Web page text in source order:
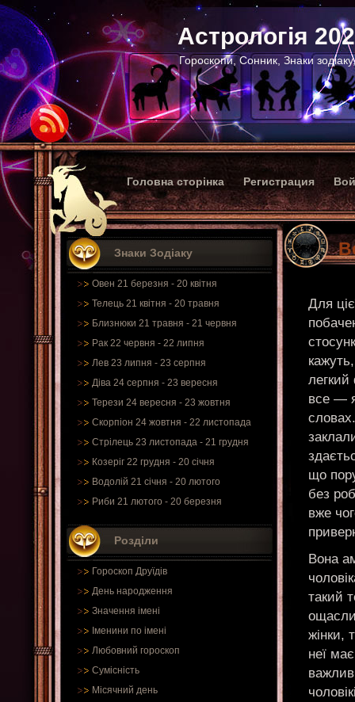
Астрологія
Гороскопи, Сонник, Знаки
Головна сторінка Регистрация
Знаки Зодіаку
Овен 21 березня - 20 квітня
Телець 21 квітня - 20 травня
Близнюки 21 травня - 21 червня
Рак 22 червня - 22 липня
Лев 23 липня - 23 серпня
Діва 24 серпня - 23 вересня
Терези 24 вересня - 23 жовтня
Скорпіон 24 жовтня - 22 листопада
Стрілець 23 листопада - 21 грудня
Козеріг 22 грудня - 20 січня
Водолій 21 січня - 20 лютого
Риби 21 лютого - 20 березня
Розділи
Гороскоп Друїдів
День народження
Значення імені
Іменини по імені
Любовний гороскоп
Сумісність
Місячний день
Для
легкий
все —
що
без
вже
Вона
такий
жінки,
неї